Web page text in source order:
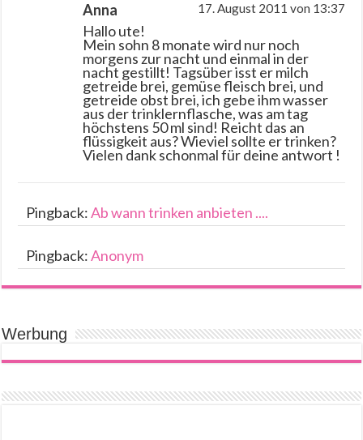
Anna 17. August 2011 von 13:37
Hallo ute!
Mein sohn 8 monate wird nur noch
morgens zur nacht und einmal in der
nacht gestillt! Tagsüber isst er milch
getreide brei, gemüse fleisch brei, und
getreide obst brei, ich gebe ihm wasser
aus der trinklernflasche, was am tag
höchstens 50 ml sind! Reicht das an
flüssigkeit aus? Wieviel sollte er trinken?
Vielen dank schonmal für deine antwort !
Pingback:Ab wann trinken anbieten ....
Pingback:Anonym
Werbung